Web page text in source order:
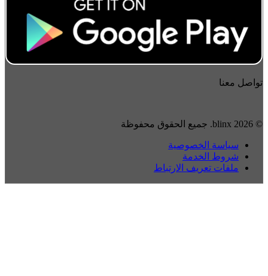
تواصل معنا
© 2026 blinx. جميع الحقوق محفوظة
سياسة الخصوصية
شروط الخدمة
ملفات تعريف الارتباط